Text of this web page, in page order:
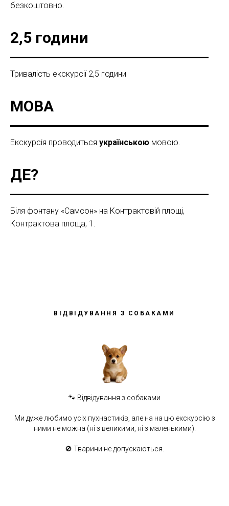
безкоштовно.
2,5 години
Тривалість екскурсії 2,5 години
МОВА
Екскурсія проводиться українською мовою.
ДЕ?
Біля фонтану «Самсон» на Контрактовій площі,
Контрактова площа, 1.
ВІДВІДУВАННЯ З СОБАКАМИ
🐾 Відвідування з собаками
Ми дуже любимо усіх пухнастиків, але на на цю екскурсію з
ними не можна (ні з великими, ні з маленькими).
🚫 Тварини не допускаються.